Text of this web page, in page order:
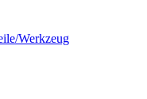
Werkzeug